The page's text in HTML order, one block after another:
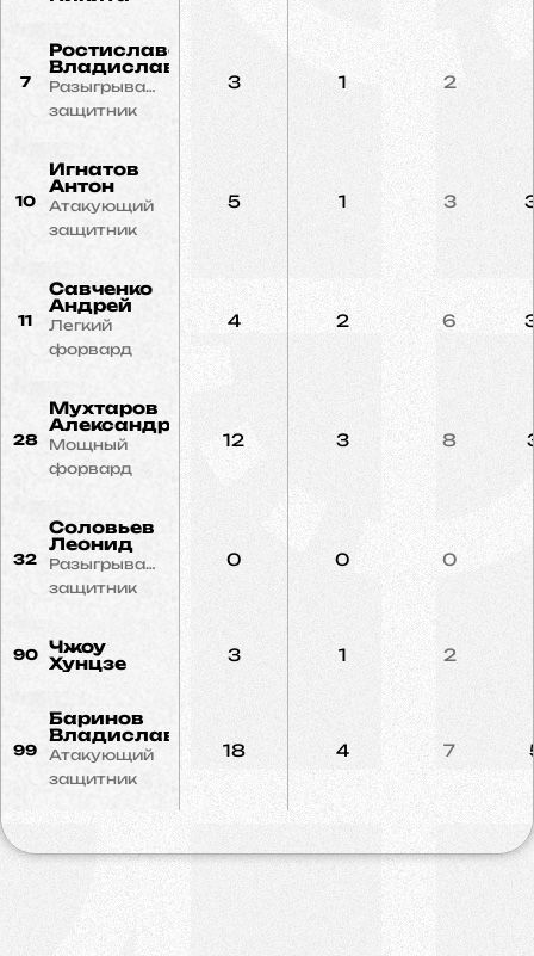
7
Ростиславский
Владислав
Разыгрывающий
защитник
3 1 2
10
Игнатов
Антон
Атакующий
защитник
5 1 3
11
Савченко
Андрей
Легкий
форвард
4 2 6
28
Мухтаров
Александр
Мощный
форвард
12 3 8
32
Соловьев
Леонид
Разыгрывающий
защитник
0 0 0
90
Чжоу
Хунцзе
3 1 2
99
Баринов
Владислав
Атакующий
защитник
18 4 7